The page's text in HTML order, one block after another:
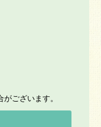
ございます。